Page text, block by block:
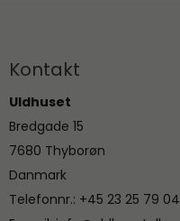
Kontakt
Uldhuset
Bredgade 15
7680 Thyborøn
Danmark
Telefonnr.: +45 23 25 79 04